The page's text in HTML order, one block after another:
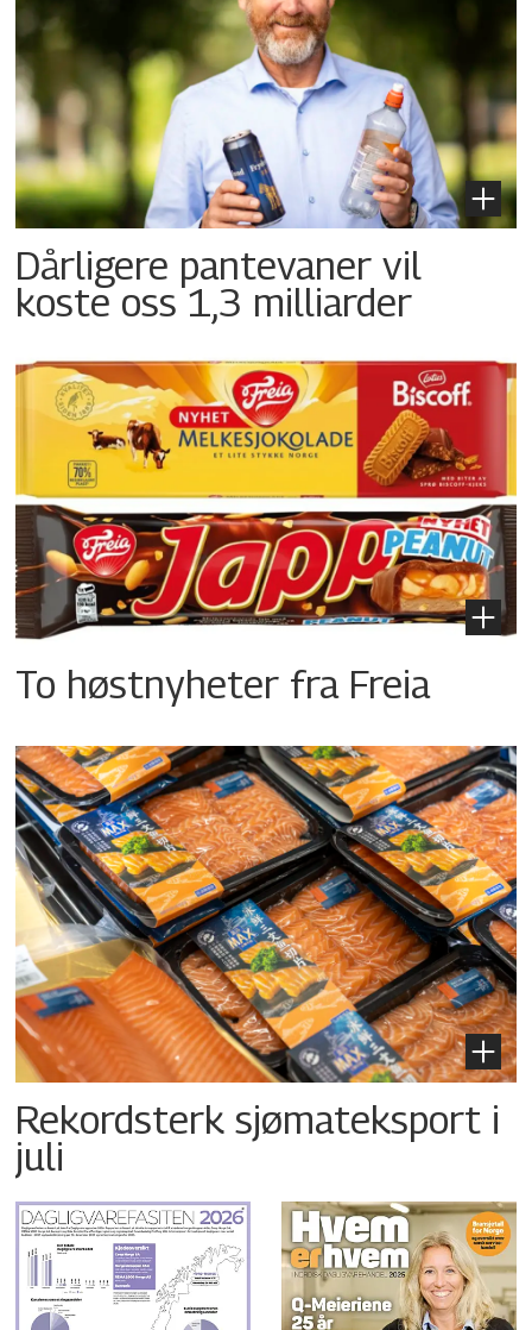
Dårligere pantevaner vil
koste oss 1,3 milliarder
To høstnyheter fra Freia
Rekordsterk sjømateksport i
juli